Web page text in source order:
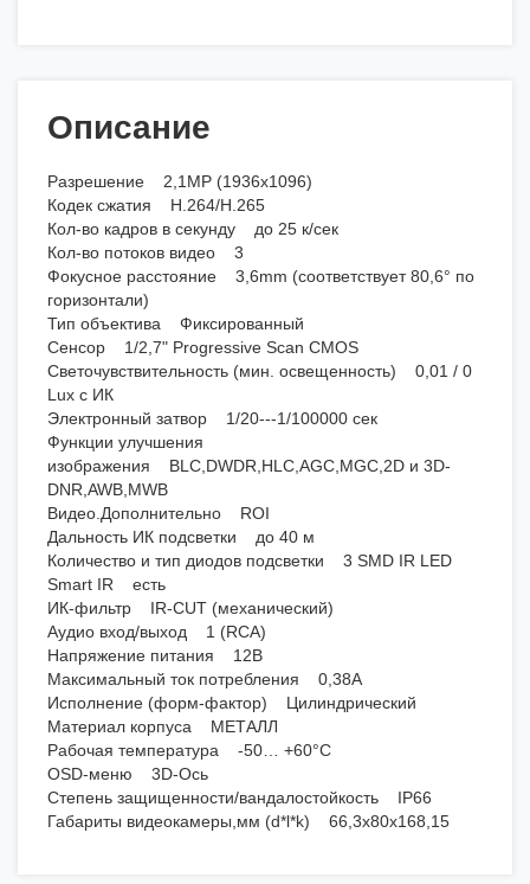
Описание
Разрешение 2,1MP (1936х1096)
Кодек сжатия H.264/H.265
Кол-во кадров в секунду до 25 к/сек
Кол-во потоков видео 3
Фокусное расстояние 3,6mm (соответствует 80,6° по
горизонтали)
Тип объектива Фиксированный
Сенсор 1/2,7" Progressive Scan CMOS
Светочувствительность (мин. освещенность) 0,01 / 0
Lux с ИК
Электронный затвор 1/20---1/100000 сек
Функции улучшения
изображения BLC,DWDR,HLC,AGC,MGC,2D и 3D-
DNR,AWB,MWB
Видео.Дополнительно ROI
Дальность ИК подсветки до 40 м
Количество и тип диодов подсветки 3 SMD IR LED
Smart IR есть
ИК-фильтр IR-CUT (механический)
Аудио вход/выход 1 (RCA)
Напряжение питания 12В
Максимальный ток потребления 0,38А
Исполнение (форм-фактор) Цилиндрический
Материал корпуса МЕТАЛЛ
Рабочая температура -50… +60°С
OSD-меню 3D-Ось
Степень защищенности/вандалостойкость IP66
Габариты видеокамеры,мм (d*l*k) 66,3х80х168,15